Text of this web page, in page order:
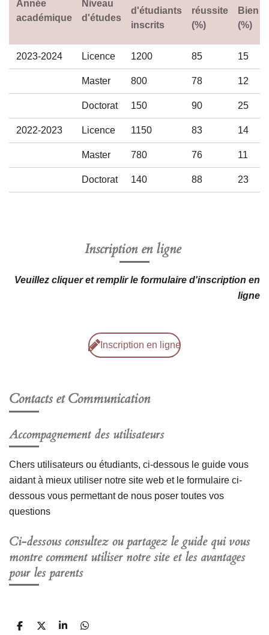
Année
académique
Niveau
d'études
d'étudiants
inscrits
réussite
(%)
Bien
(%)
2023-2024 Licence 1200 85 15
Master 800 78 12
Doctorat 150 90 25
2022-2023 Licence 1150 83 14
Master 780 76 11
Doctorat 140 88 23
Inscription en ligne
Veuillez cliquer et remplir le formulaire d'inscription en
ligne
Inscription en ligne
Contacts etCommunication
Accompagnement des utilisateurs
Chers utilisateurs ou étudiants, ci-dessous le guide vous
aidant à mieux utiliser notre site web et le formulaire ci-
dessous vous permettant de nous poser toutes vos
questions
Ci-dessous consultez ou partagez le guide qui vous
montre comment utiliser notre site et les avantages
pour les parents
P
P
P
P